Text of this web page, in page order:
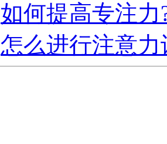
如何提高专注
怎么进行注意力